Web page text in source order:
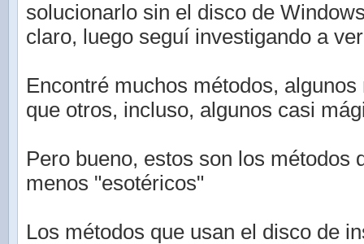
solucionarlo sin el disco de
claro, luego seguí investigando a
Encontré muchos métodos,
que otros, incluso, algunos casi
Pero bueno, estos son los métodos
menos "esotéricos"
Los métodos que usan el disco de